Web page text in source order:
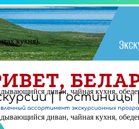
кухня).
диван, чайная кухня,
диван, чайная кухня,